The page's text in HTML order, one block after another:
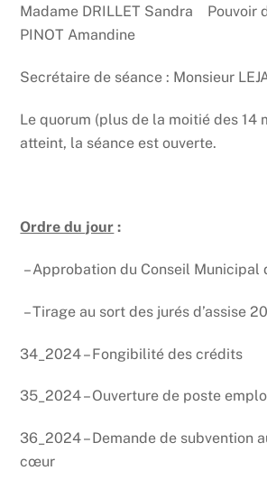
Madame DRILLET Sandra Pouvoir
PINOT Amandine
Secrétaire de séance : Monsieur
Le quorum (plus de la moitié des 14
atteint, la séance est ouverte.
Ordre du jour :
– Approbation du Conseil
– Tirage au sort des jurés d’assise
34_2024 – Fongibilité des crédits
35_2024 – Ouverture de poste
36_2024 – Demande de subvention
cœur